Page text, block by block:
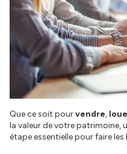
Que ce soit pourvendre,
la valeur de votre patrimoine,
étape essentielle pour faire